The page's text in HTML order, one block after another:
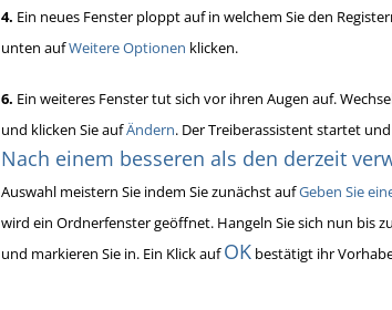
4. Ein neues Fenster ploppt auf in welchem Sie den
unten aufWeitere Optionen klicken.
6. Ein weiteres Fenster tut sich vor ihren Augen auf.
und klicken Sie aufÄndern. Der Treiberassistent startet
Nach einem besseren als den derzeit
Auswahl meistern Sie indem Sie zunächst aufGeben Sie
wird ein Ordnerfenster geöffnet. Hangeln Sie sich nun bis
und markieren Sie in. Ein Klick aufOK bestätigt ihr